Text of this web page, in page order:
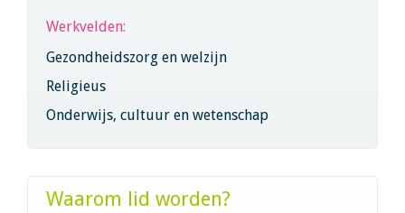
Werkvelden:
Gezondheidszorg en welzijn
Religieus
Onderwijs, cultuur en wetenschap
Waarom lid worden?